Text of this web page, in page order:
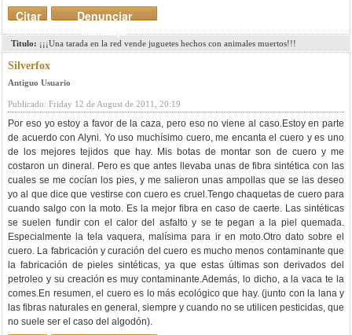
Denunciar
mensaje
Citar
Titulo: ¡¡¡Una tarada en la red vende juguetes hechos con animales muertos!!!
Silverfox
Antiguo Usuario
Publicado: Friday 12 de August de 2011, 20:19
Por eso yo estoy a favor de la caza, pero eso no viene al caso.Estoy en parte
de acuerdo con Alyni. Yo uso muchísimo cuero, me encanta el cuero y es uno
de los mejores tejidos que hay. Mis botas de montar son de cuero y me
costaron un dineral. Pero es que antes llevaba unas de fibra sintética con las
cuales se me cocían los pies, y me salieron unas ampollas que se las deseo
yo al que dice que vestirse con cuero es cruel.Tengo chaquetas de cuero para
cuando salgo con la moto. Es la mejor fibra en caso de caerte. Las sintéticas
se suelen fundir con el calor del asfalto y se te pegan a la piel quemada.
Especialmente la tela vaquera, malísima para ir en moto.Otro dato sobre el
cuero. La fabricación y curación del cuero es mucho menos contaminante que
la fabricación de pieles sintéticas, ya que estas últimas son derivados del
petroleo y su creación es muy contaminante.Además, lo dicho, a la vaca te la
comes.En resumen, el cuero es lo más ecológico que hay. (junto con la lana y
las fibras naturales en general, siempre y cuando no se utilicen pesticidas, que
no suele ser el caso del algodón).